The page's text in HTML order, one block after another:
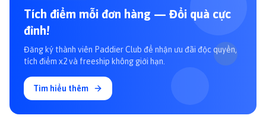
Tích điểm mỗi đơn hàng — Đổi quà cực
đỉnh!
Đăng ký thành viên Paddier Club để nhận ưu đãi độc quyền,
tích điểm x2 và freeship không giới hạn.
Tìm hiểu thêm